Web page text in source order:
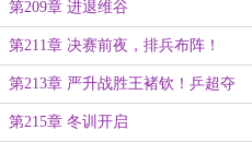
则！
第209章 进退维谷
第211章 决赛前夜，排兵布阵！
第213章 严升战胜王褚钦！乒超夺
冠！
第215章 冬训开启